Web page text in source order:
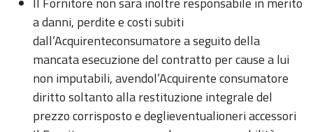
a danni, perdite e costi subiti
dall’Acquirenteconsumatore a seguito della
mancata esecuzione del contratto per cause a lui
non imputabili, avendol’Acquirente consumatore
diritto soltanto alla restituzione integrale del
prezzo corrisposto e deglieventualioneri accessori